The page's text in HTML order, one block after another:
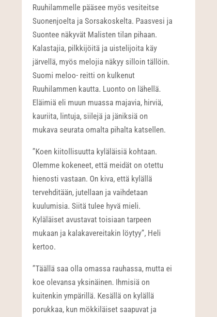
Ruuhilammelle pääsee myös vesiteitse
Suonenjoelta ja Sorsakoskelta. Paasvesi ja
Suontee näkyvät Malisten tilan pihaan.
Kalastajia, pilkkijöitä ja uistelijoita käy
järvellä, myös melojia näkyy silloin tällöin.
Suomi meloo- reitti on kulkenut
Ruuhilammen kautta. Luonto on lähellä.
Eläimiä eli muun muassa majavia, hirviä,
kauriita, lintuja, siilejä ja jäniksiä on
mukava seurata omalta pihalta katsellen.
”Koen kiitollisuutta kyläläisiä kohtaan.
Olemme kokeneet, että meidät on otettu
hienosti vastaan. On kiva, että kylällä
tervehditään, jutellaan ja vaihdetaan
kuulumisia. Siitä tulee hyvä mieli.
Kyläläiset avustavat toisiaan tarpeen
mukaan ja kalakavereitakin löytyy”, Heli
kertoo.
”Täällä saa olla omassa rauhassa, mutta ei
koe olevansa yksinäinen. Ihmisiä on
kuitenkin ympärillä. Kesällä on kylällä
porukkaa, kun mökkiläiset saapuvat ja